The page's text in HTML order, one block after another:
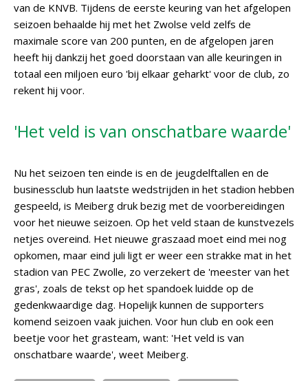
van de KNVB. Tijdens de eerste keuring van het afgelopen
seizoen behaalde hij met het Zwolse veld zelfs de
maximale score van 200 punten, en de afgelopen jaren
heeft hij dankzij het goed doorstaan van alle keuringen in
totaal een miljoen euro 'bij elkaar geharkt' voor de club, zo
rekent hij voor.
'Het veld is van onschatbare waarde'
Nu het seizoen ten einde is en de jeugdelftallen en de
businessclub hun laatste wedstrijden in het stadion hebben
gespeeld, is Meiberg druk bezig met de voorbereidingen
voor het nieuwe seizoen. Op het veld staan de kunstvezels
netjes overeind. Het nieuwe graszaad moet eind mei nog
opkomen, maar eind juli ligt er weer een strakke mat in het
stadion van PEC Zwolle, zo verzekert de 'meester van het
gras', zoals de tekst op het spandoek luidde op de
gedenkwaardige dag. Hopelijk kunnen de supporters
komend seizoen vaak juichen. Voor hun club en ook een
beetje voor het grasteam, want: 'Het veld is van
onschatbare waarde', weet Meiberg.